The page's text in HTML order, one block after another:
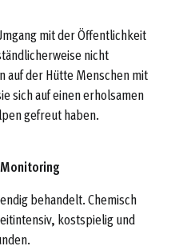
mit der Öffentlichkeit
nicht
der Hütte Menschen mit
sich auf einen erholsamen
gefreut haben.
Monitoring
behandelt. Chemisch
kostspielig und